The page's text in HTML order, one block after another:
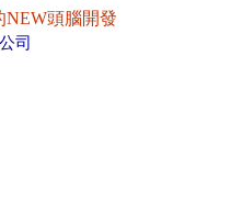
NEW頭腦開發
司